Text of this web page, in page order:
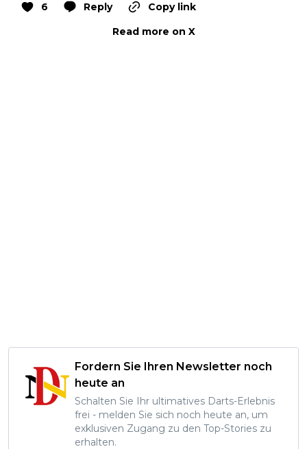
6 Reply
Copy link
Read more on X
Fordern Sie Ihren Newsletter noch
heute an
Schalten Sie Ihr ultimatives Darts-Erlebnis
frei - melden Sie sich noch heute an, um
exklusiven Zugang zu den Top-Stories zu
erhalten.